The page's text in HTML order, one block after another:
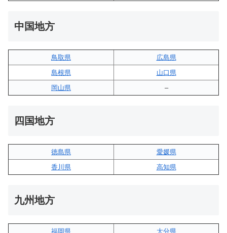
中国地方
鳥取県
広島県
島根県
山口県
岡山県
–
四国地方
徳島県
愛媛県
香川県
高知県
九州地方
福岡県 大分県